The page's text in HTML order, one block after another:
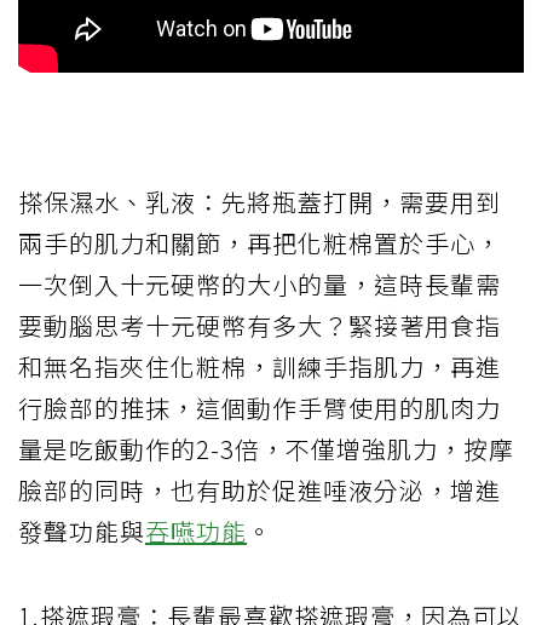
搽保濕水、乳液：先將瓶蓋打開，需要用到
兩手的肌力和關節，再把化粧棉置於手心，
一次倒入十元硬幣的大小的量，這時長輩需
要動腦思考十元硬幣有多大？緊接著用食指
和無名指夾住化粧棉，訓練手指肌力，再進
行臉部的推抹，這個動作手臂使用的肌肉力
量是吃飯動作的2-3倍，不僅增強肌力，按摩
臉部的同時，也有助於促進唾液分泌，增進
發聲功能與吞嚥功能 。
1.搽遮瑕膏：長輩最喜歡搽遮瑕膏，因為可以